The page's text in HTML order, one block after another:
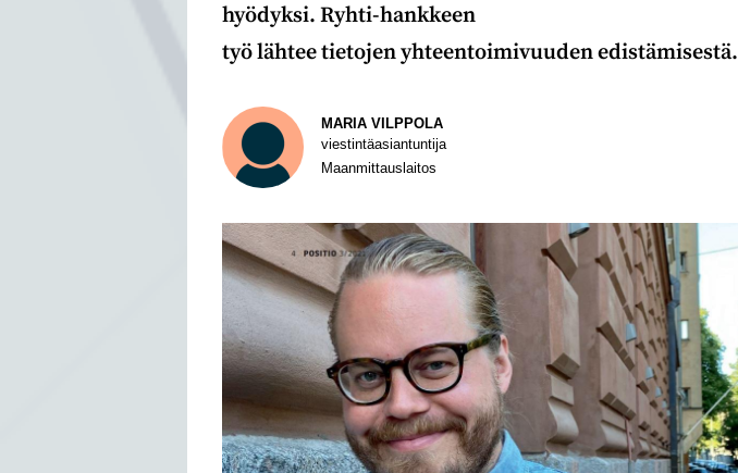
hyödyksi. Ryhti-hankkeen
työ lähtee tietojen yhteentoimivuuden edistämisestä.
Kirjoittaja
MARIA VILPPOLA
viestintäasiantuntija
Maanmittauslaitos